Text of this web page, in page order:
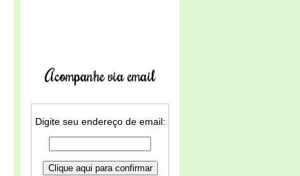
Acompanhe via email
Digite seu endereço de email: